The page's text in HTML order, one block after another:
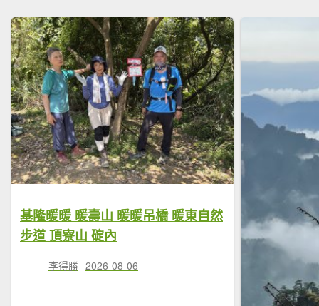
基隆暖暖 暖壽山 暖暖吊橋 暖東自然
步道 頂寮山 碇內
李得勝 2026-08-06